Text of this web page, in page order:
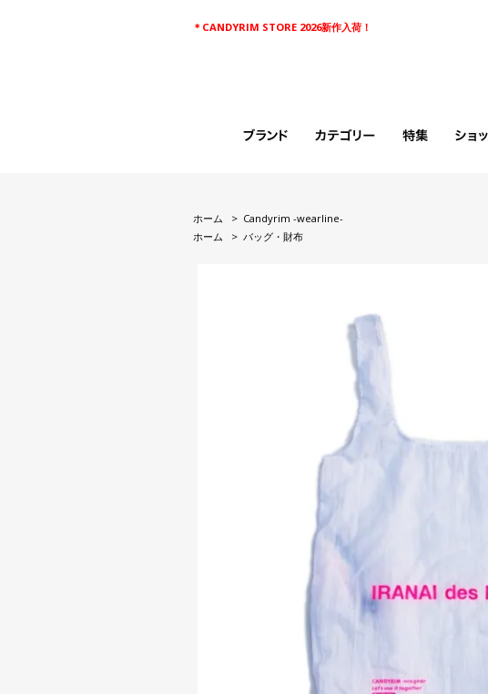
＊CANDYRIM STORE 2026新作入荷！
ホーム > Candyrim -wearline-
ホーム
>バッグ・財布